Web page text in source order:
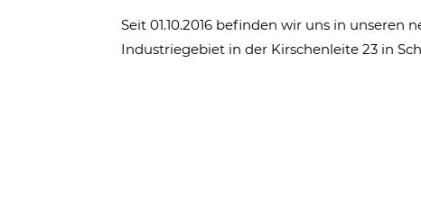
Seit 01.10.2016 befinden wir uns in unseren
Industriegebiet in der Kirschenleite 23 in